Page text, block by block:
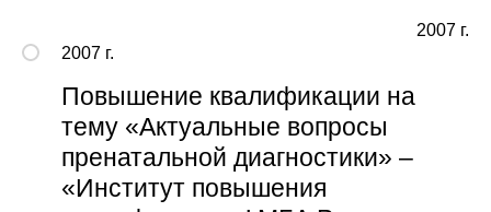
2007 г.
2007 г.
Повышение квалификации на
тему «Актуальные вопросы
пренатальной диагностики» –
«Институт повышения